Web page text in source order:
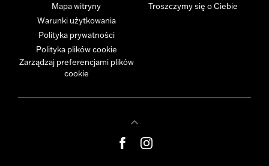
Mapa witryny
Warunki użytkowania
Polityka prywatności
Polityka plików cookie
Zarządzaj preferencjami plików
cookie
Troszczymy się o Ciebie